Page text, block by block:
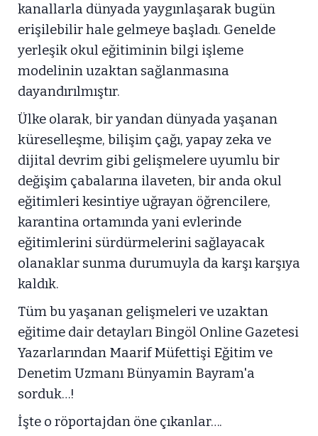
kanallarla dünyada yaygınlaşarak bugün
erişilebilir hale gelmeye başladı. Genelde
yerleşik okul eğitiminin bilgi işleme
modelinin uzaktan sağlanmasına
dayandırılmıştır.
Ülke olarak, bir yandan dünyada yaşanan
küreselleşme, bilişim çağı, yapay zeka ve
dijital devrim gibi gelişmelere uyumlu bir
değişim çabalarına ilaveten, bir anda okul
eğitimleri kesintiye uğrayan öğrencilere,
karantina ortamında yani evlerinde
eğitimlerini sürdürmelerini sağlayacak
olanaklar sunma durumuyla da karşı karşıya
kaldık.
Tüm bu yaşanan gelişmeleri ve uzaktan
eğitime dair detayları Bingöl Online Gazetesi
Yazarlarından Maarif Müfettişi Eğitim ve
Denetim Uzmanı Bünyamin Bayram'a
sorduk…!
İşte o röportajdan öne çıkanlar….